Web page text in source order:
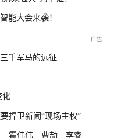
能大会来袭！
千军马的远征
化
捍卫新闻“现场主权”
霍伟伟 曹劼 李睿